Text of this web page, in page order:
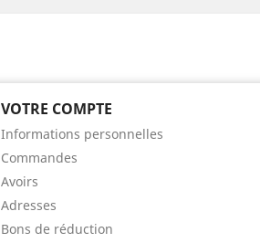
VOTRE COMPTE
Informations personnelles
Commandes
Avoirs
Adresses
Bons de réduction